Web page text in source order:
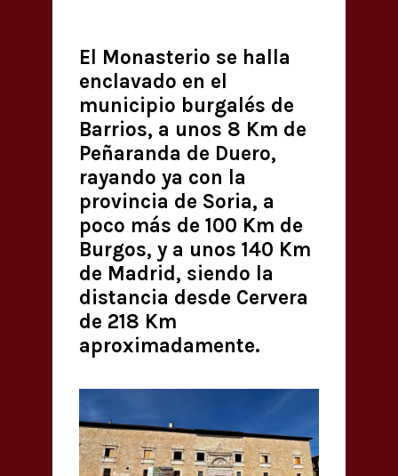
El Monasterio se halla
enclavado en el
municipio burgalés de
Barrios, a unos 8 Km de
Peñaranda de Duero,
rayando ya con la
provincia de Soria, a
poco más de 100 Km de
Burgos, y a unos 140 Km
de Madrid, siendo la
distancia desde Cervera
de 218 Km
aproximadamente.